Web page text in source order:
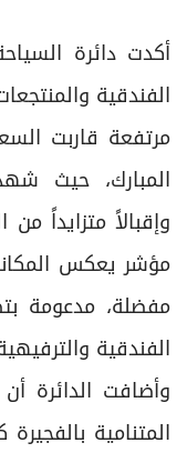
أكدت دائرة
الفندقية
مرتفعة قاربت
المبارك، حيث
وإقبالاً متزايداً
مؤشر يعكس
مفضلة، مدعومة
الفندقية
وأضافت الدائرة
المتنامية